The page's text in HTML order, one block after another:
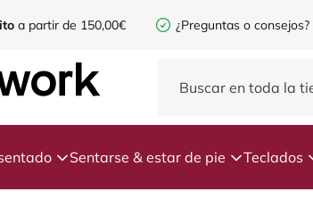
a partir de 150,00€ ¿Preguntas o consejos?
Sentarse & estar de pie Teclados